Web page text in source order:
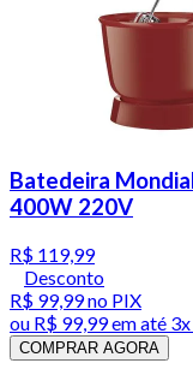
Batedeira
400W 220V
R$ 119,99
Desconto
R$ 99,99no PIX
ou R$ 99,99em até
COMPRAR AGORA